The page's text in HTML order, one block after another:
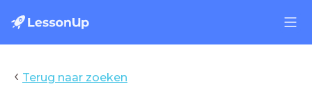
‹ Terug naar zoeken